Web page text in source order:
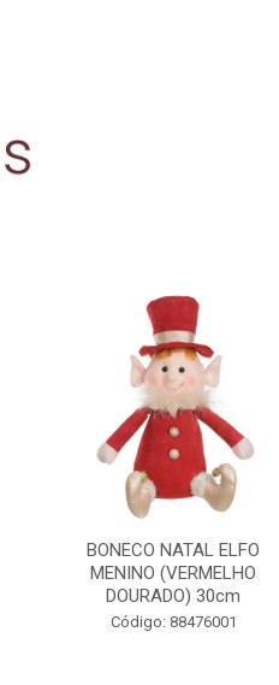
BONECO NATAL ELFO
MENINO (VERMELHO
DOURADO) 30cm
Código: 88476001